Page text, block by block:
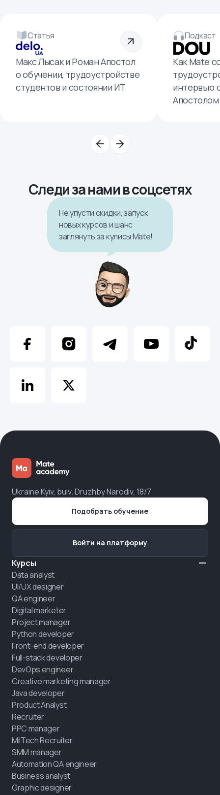
Статья
Макс Лысак и Роман Апостол
о обучении, трудоустройстве
студентов и состоянии ИТ
Подкаст
Как Mate
интервью
Апостолом
Следи за нами в соцсетях
Не упусти скидки, запуск
новых курсов и шанс
заглянуть за кулисы Mate!
Ukraine Kyiv, bulv. Druzhby Narodiv, 18/7
Курсы
Data analyst
UI/UX designer
QA engineer
Digital marketer
Project manager
Python developer
Front-end developer
Full-stack developer
DevOps engineer
Creative marketing manager
Java developer
Product Analyst
Recruiter
PPC manager
MilTech Recruiter
SMM manager
Automation QA engineer
Business analyst
Graphic designer
Подобрать обучение
Войти на платформу